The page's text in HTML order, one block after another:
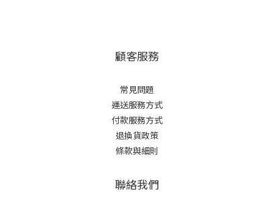
顧客服務
常見問題
運送服務方式
付款服務方式
退換貨政策
條款與細則
聯絡我們